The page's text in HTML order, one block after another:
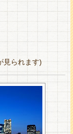
見られます)